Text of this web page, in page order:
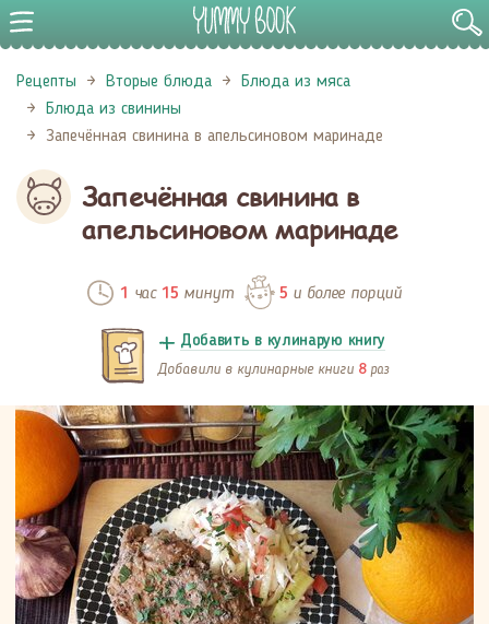
Рецепты Вторые блюда
Блюда из мяса
Блюда из свинины
Запечённая свинина в апельсиновом маринаде
Запечённая свинина в
апельсиновом маринаде
1 час 15 минут 5 и более порций
Добавить в кулинарую книгу
Добавили в кулинарные книги 8 раз